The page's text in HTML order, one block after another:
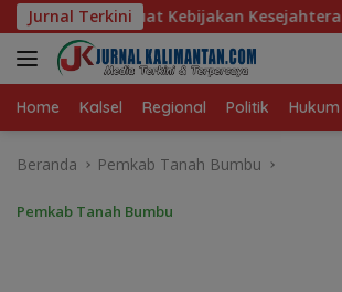
Langsung
ke
konten
Jurnal Terkini
Kesejahteraan Rakyat Baru 10
Home Kalsel Regional Politik
Beranda Pemkab Tanah Bumbu
Pemkab Tanah Bumbu